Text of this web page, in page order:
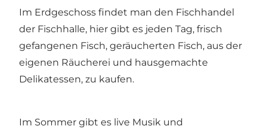
Im Erdgeschoss findet man den Fischhandel
der Fischhalle, hier gibt es jeden Tag, frisch
gefangenen Fisch, geräucherten Fisch, aus der
eigenen Räucherei und hausgemachte
Delikatessen, zu kaufen.
Im Sommer gibt es live Musik und